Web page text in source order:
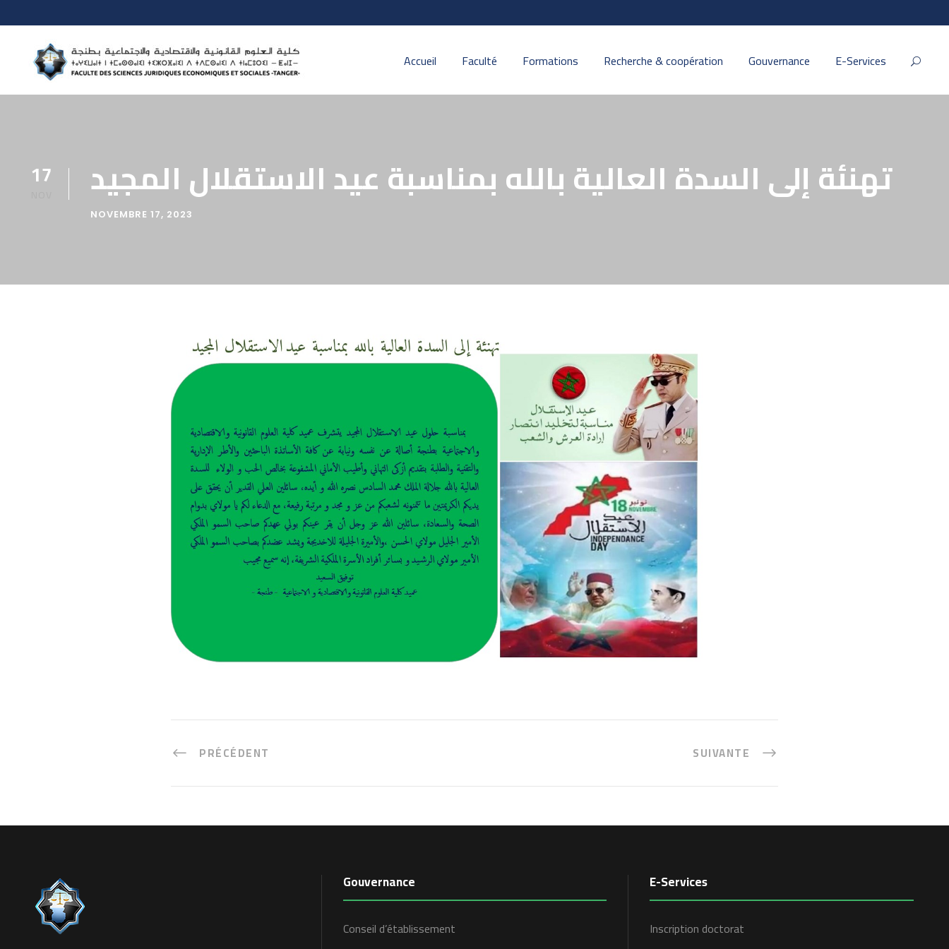
Accueil Faculté Formations Recherche & coopération Gouvernance E-Services
17 تهنئة إلى السدة العالية بالله بمناسبة عيد الاستقلال المجيد
NOVEMBRE 17, 2023
PRÉCÉDENT SUIVANTE
Gouvernance
Conseil d’établissement
E-Services
Inscription doctorat